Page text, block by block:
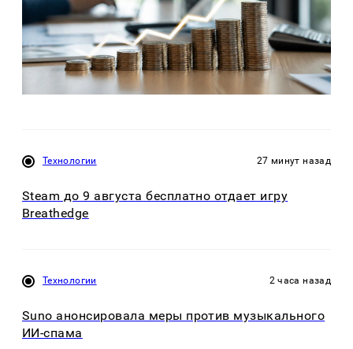
Технологии 27 минут назад
Steam до 9 августа бесплатно отдает игру
Breathedge
Технологии 2 часа назад
Suno анонсировала меры против музыкального
ИИ-спама